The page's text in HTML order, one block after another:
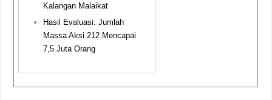
Kalangan Malaikat
Hasil Evaluasi: Jumlah
Massa Aksi 212 Mencapai
7,5 Juta Orang